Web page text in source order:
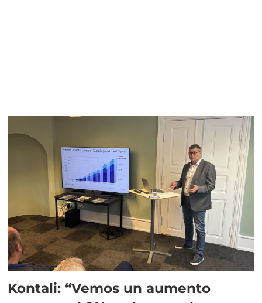
Kontali: “Vemos un aumento